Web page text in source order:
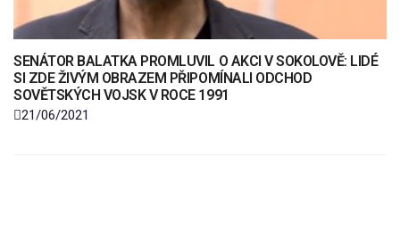
SENÁTOR BALATKA PROMLUVIL O AKCI V SOKOLOVĚ: LIDÉ
SI ZDE ŽIVÝM OBRAZEM PŘIPOMÍNALI ODCHOD
SOVĚTSKÝCH VOJSK V ROCE 1991
21/06/2021